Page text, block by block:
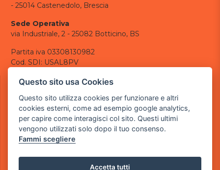
- 25014 Castenedolo, Brescia
Sede Operativa
via Industriale, 2 - 25082 Botticino, BS
Partita iva 03308130982
Cod. SDI: USAL8PV
CONTATTI
tel.: +39 030 376 2377
tel.: +39 030 336 6259
pec:powergamesrl@legalmail.it
LINK UTILI
Informazioni generali
Questo sito usa Cookies
Questo sito utilizza cookies per funzionare e altri
cookies esterni, come ad esempio google analytics,
per capire come interagisci col sito. Questi ultimi
vengono utilizzati solo dopo il tuo consenso.
Fammi scegliere
Accetta tutti